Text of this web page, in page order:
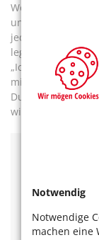
Notwendig
Notwendige
machen eine
Welche Art des
und ist unter
jedenfalls hat die
legt sie Wert auf
„Ich habe vor
mich motiviert
Durchhalten“,
wieder am Start.
Vor einer
um Rat fragen.
Karen Nespethal
Tel. 0221 / 888